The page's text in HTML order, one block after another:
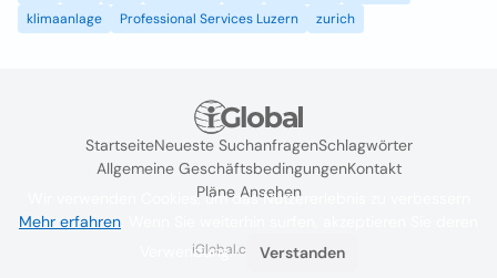
klimaanlage
Professional Services Luzern zurich
StartseiteNeueste SuchanfragenSchlagwörter
Allgemeine GeschäftsbedingungenKontakt
Pläne Ansehen
iGlobal.co @ 2024
Wir verwenden Cookies, um das Nutzererlebnis zu verbessern
Mehr erfahren
Verwendung.
Verstanden